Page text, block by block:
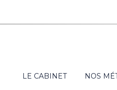
Principal
LE CABINET NOS